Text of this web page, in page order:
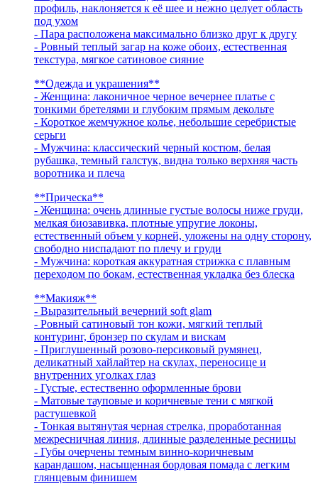
профиль, наклоняется к её шее и нежно целует область
под ухом
- Пара расположена максимально близко друг к другу
- Ровный теплый загар на коже обоих, естественная
текстура, мягкое сатиновое сияние
**Одежда и украшения**
- Женщина: лаконичное черное вечернее платье с
тонкими бретелями и глубоким прямым декольте
- Короткое жемчужное колье, небольшие серебристые
серьги
- Мужчина: классический черный костюм, белая
рубашка, темный галстук, видна только верхняя часть
воротника и плеча
**Прическа**
- Женщина: очень длинные густые волосы ниже груди,
мелкая биозавивка, плотные упругие локоны,
естественный объем у корней, уложены на одну сторону,
свободно ниспадают по плечу и груди
- Мужчина: короткая аккуратная стрижка с плавным
переходом по бокам, естественная укладка без блеска
**Макияж**
- Выразительный вечерний soft glam
- Ровный сатиновый тон кожи, мягкий теплый
контуринг, бронзер по скулам и вискам
- Приглушенный розово-персиковый румянец,
деликатный хайлайтер на скулах, переносице и
внутренних уголках глаз
- Густые, естественно оформленные брови
- Матовые тауповые и коричневые тени с мягкой
растушевкой
- Тонкая вытянутая черная стрелка, проработанная
межресничная линия, длинные разделенные ресницы
- Губы очерчены темным винно-коричневым
карандашом, насыщенная бордовая помада с легким
глянцевым финишем